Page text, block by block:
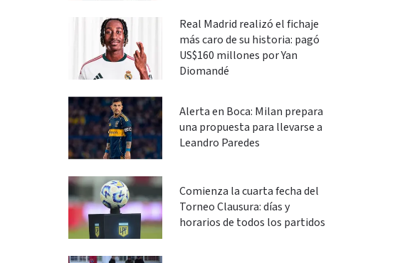
Real Madrid realizó el fichaje
más caro de su historia: pagó
US$160 millones por Yan
Diomandé
Alerta en Boca: Milan prepara
una propuesta para llevarse a
Leandro Paredes
Comienza la cuarta fecha del
Torneo Clausura: días y
horarios de todos los partidos